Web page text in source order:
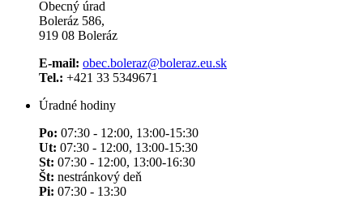
Obecný úrad
Boleráz 586,
919 08 Boleráz
E-mail: obec.boleraz@boleraz.eu.sk
Tel.: +421 33 5349671
Úradné hodiny
Po: 07:30 - 12:00, 13:00-15:30
Ut: 07:30 - 12:00, 13:00-15:30
St: 07:30 - 12:00, 13:00-16:30
Št: nestránkový deň
Pi: 07:30 - 13:30